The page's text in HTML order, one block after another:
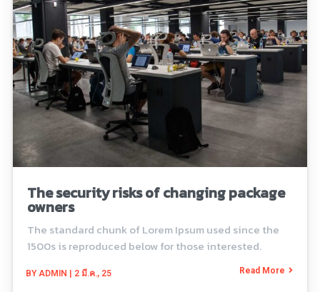
The security risks of changing package
owners
BYADMIN 2 มี.ค., 25
The standard chunk of Lorem Ipsum used since the
1500s is reproduced below for those interested.
Read More